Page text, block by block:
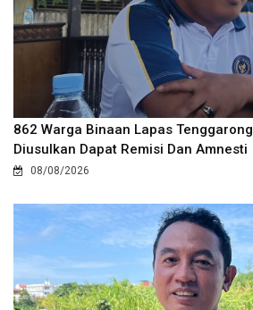
862 Warga Binaan Lapas Tenggarong
Diusulkan Dapat Remisi Dan Amnesti
08/08/2026